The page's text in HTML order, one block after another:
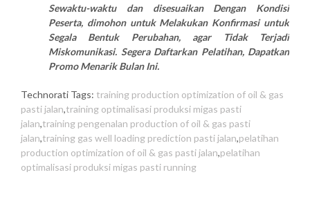
Sewaktu-waktu dan disesuaikan Dengan Kondisi
Peserta, dimohon untuk Melakukan Konfirmasi untuk
Segala Bentuk Perubahan, agar Tidak Terjadi
Miskomunikasi. Segera Daftarkan Pelatihan, Dapatkan
Promo Menarik Bulan Ini.
Technorati Tags: training production optimization of oil & gas
pasti jalan,training optimalisasi produksi migas pasti
jalan,training pengenalan production of oil & gas pasti
jalan,training gas well loading prediction pasti jalan,pelatihan
production optimization of oil & gas pasti jalan,pelatihan
optimalisasi produksi migas pasti running